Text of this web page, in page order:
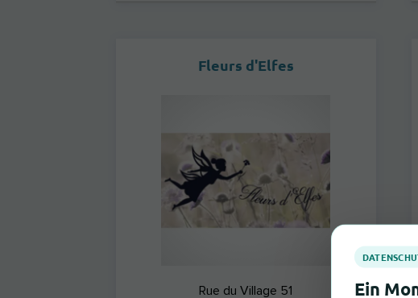
Fleurs d'Elfes
Rue du Village 51